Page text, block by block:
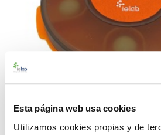
Esta página web usa cookies
Utilizamos cookies propias y de